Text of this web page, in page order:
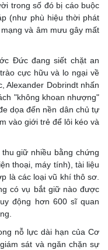
trong số đó bị cáo buộc
(như phù hiệu thời phát
và âm mưu gây mất
Đức đang siết chặt an
cực hữu và lo ngại về
Alexander Dobrindt nhấn
"không khoan nhượng"
dọa đến nền dân chủ tự
vào giới trẻ để lôi kéo và
giữ nhiều bằng chứng
thoại, máy tính), tài liệu
là các loại vũ khí thô sơ.
có vụ bắt giữ nào được
động hơn 600 sĩ quan
nỗ lực dài hạn của Cơ
sát và ngăn chặn sự